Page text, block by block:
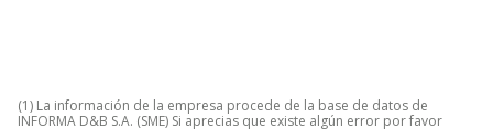
(1) La información de la empresa procede de la base de datos de
INFORMA D&B S.A. (SME) Si aprecias que existe algún error por favor